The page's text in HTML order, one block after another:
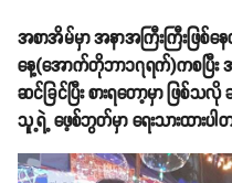
အစာအိမ်မှာ အနာအကြီးကြီးဖြစ်န
နေ့(အောက်တိုဘာ၁၇ရက်)ကစပြီး
ဆင်ခြင်ပြီး စားရတော့မှာ ဖြစ်
သူ့ရဲ့ ဖေ့စ်ဘွတ်မှာ ရေးသားထားပါ